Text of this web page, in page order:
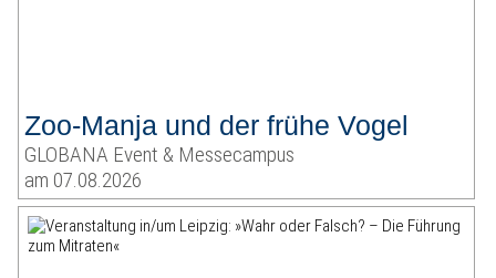
Zoo-Manja und der frühe Vogel
GLOBANA Event & Messecampus
am 07.08.2026